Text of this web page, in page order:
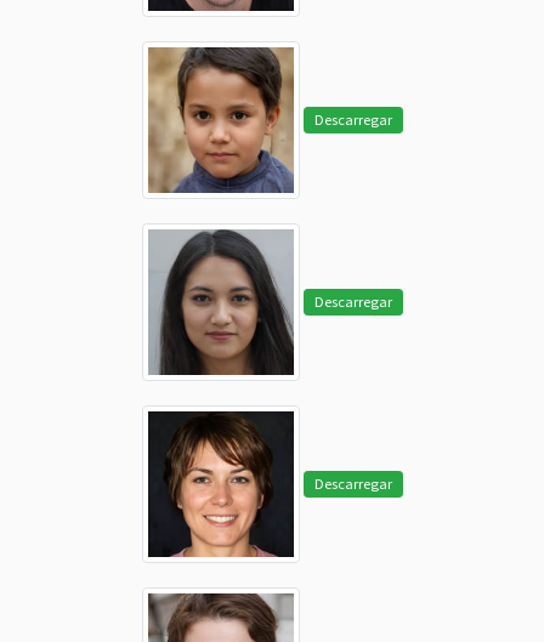
Descarregar
Descarregar
Descarregar